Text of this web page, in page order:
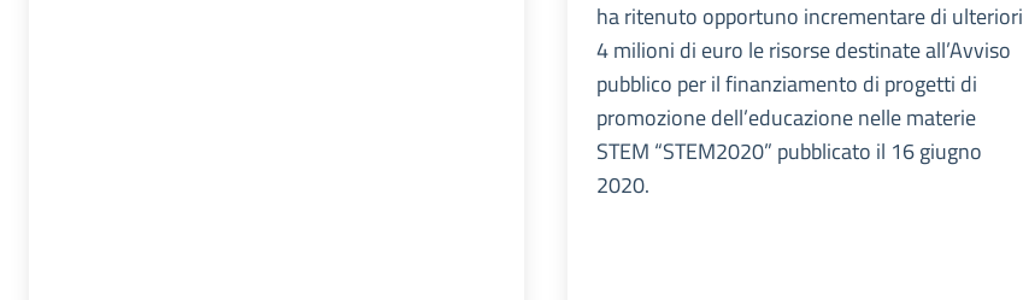
ha ritenuto opportuno incrementare di ulteriori
4 milioni di euro le risorse destinate all’Avviso
pubblico per il finanziamento di progetti di
promozione dell’educazione nelle materie
STEM “STEM2020” pubblicato il 16 giugno
2020.